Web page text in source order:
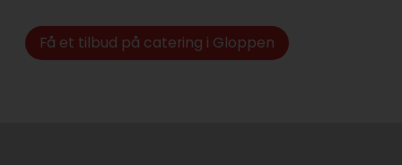
Få et tilbud på catering i Gloppen